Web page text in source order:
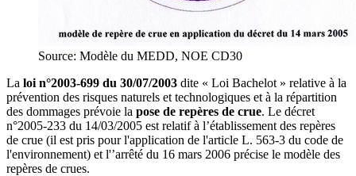
Source: Modèle du MEDD, NOE CD30
La loi n°2003-699 du 30/07/2003 dite « Loi Bachelot » relative à la
prévention des risques naturels et technologiques et à la répartition
des dommages prévoie la pose de repères de crue. Le décret
n°2005-233 du 14/03/2005 est relatif à l’établissement des repères
de crue (il est pris pour l'application de l'article L. 563-3 du code de
l'environnement) et l'’arrêté du 16 mars 2006 précise le modèle des
repères de crues.